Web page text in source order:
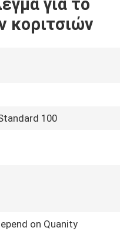
κοριτσιών
100
on Quanity